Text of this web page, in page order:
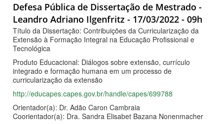
Defesa Pública de Dissertação de Mestrado -
Leandro Adriano Ilgenfritz - 17/03/2022 - 09h
Título da Dissertação: Contribuições da Curricularização da
Extensão à Formação Integral na Educação Profissional e
Tecnológica
Produto Educacional: Diálogos sobre extensão, currículo
integrado e formação humana em um processo de
curricularização da extensão
http://educapes.capes.gov.br/handle/capes/699788
Orientador(a): Dr. Adão Caron Cambraia
Coorientador(a): Dra. Sandra Elisabet Bazana Nonenmacher